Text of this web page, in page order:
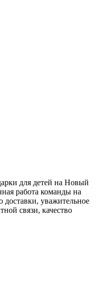
для детей на Новый
работа команды на
доставки, уважительное
связи, качество